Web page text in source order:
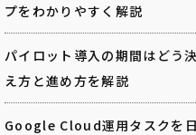
プをわかりやすく解説
パイロット導入の期間はどう
え方と進め方を解説
Google Cloud運用タスクを